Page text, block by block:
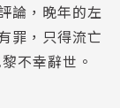
論，晚年的左
罪，只得流亡
不幸辭世。